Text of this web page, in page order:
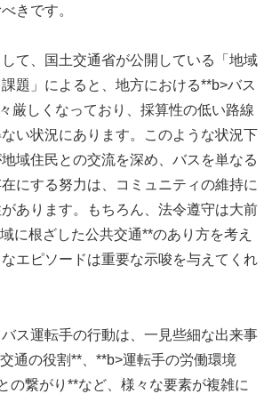
きです。
て、国土交通省が公開している「地域
題」によると、地方における**b>バス
厳しくなっており、採算性の低い路線
い状況にあります。このような状況下
域住民との交流を深め、バスを単なる
にする努力は、コミュニティの維持に
あります。もちろん、法令遵守は大前
に根ざした公共交通**のあり方を考え
エピソードは重要な示唆を与えてくれ
ス運転手の行動は、一見些細な出来事
通の役割**、**b>運転手の労働環境
の繋がり**など、様々な要素が複雑に